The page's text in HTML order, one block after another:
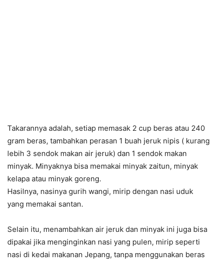
Takarannya adalah, setiap memasak 2 cup beras atau 240
gram beras, tambahkan perasan 1 buah jeruk nipis ( kurang
lebih 3 sendok makan air jeruk) dan 1 sendok makan
minyak. Minyaknya bisa memakai minyak zaitun, minyak
kelapa atau minyak goreng.
Hasilnya, nasinya gurih wangi, mirip dengan nasi uduk
yang memakai santan.
Selain itu, menambahkan air jeruk dan minyak ini juga bisa
dipakai jika menginginkan nasi yang pulen, mirip seperti
nasi di kedai makanan Jepang, tanpa menggunakan beras